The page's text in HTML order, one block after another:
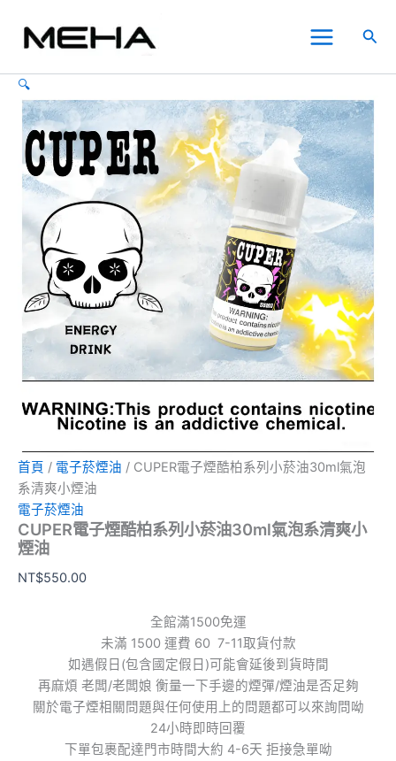
要
Menu
搜
🔍
首頁 / 電子菸煙油 / CUPER電子煙酷柏系列小菸油30ml氣泡
系清爽小煙油
電子菸煙油
CUPER電子煙酷柏系列小菸油30ml氣泡系清爽小
煙油
NT$550.00
全館滿1500免運
未滿 1500 運費 60 7-11取貨付款
如遇假日(包含國定假日)可能會延後到貨時間
再麻煩 老闆/老闆娘 衡量一下手邊的煙彈/煙油是否足夠
關於電子煙相關問題與任何使用上的問題都可以來詢問呦
24小時即時回覆
下單包裹配達門市時間大約 4-6天 拒接急單呦
電
酷
系
列
小
菸
油
氣
小
油
量
有
種
款
式。
可
在
產
品
頁
面
選
擇
選
項
有
種
款
式。
可
在
產
品
頁
面
選
擇
選
項
有
種
款
式。
可
在
產
品
頁
面
選
擇
選
項